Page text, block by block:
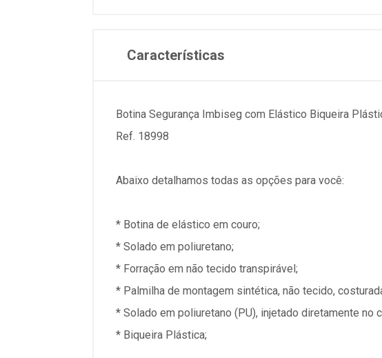
Características
Botina Segurança Imbiseg com Elástico Biqueira
Ref. 18998
Abaixo detalhamos todas as opções para você:
* Botina de elástico em couro;
* Solado em poliuretano;
* Forração em não tecido transpirável;
* Palmilha de montagem sintética, não tecido,
* Solado em poliuretano (PU), injetado diretamente
* Biqueira Plástica;